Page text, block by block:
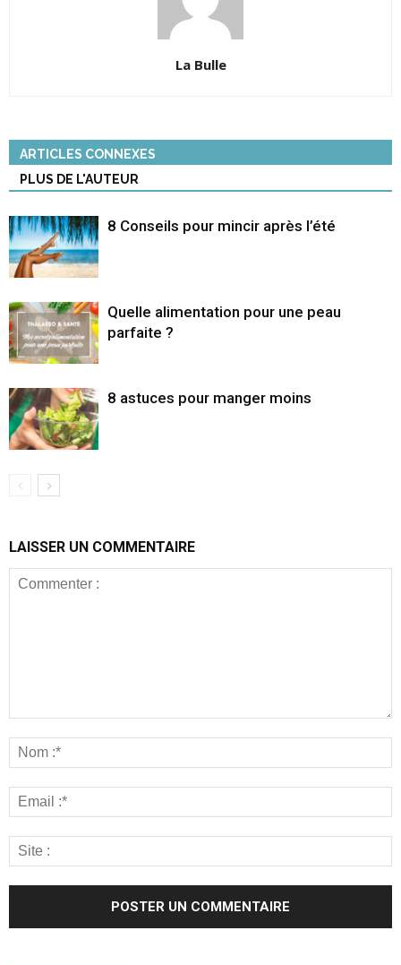
La Bulle
ARTICLES CONNEXES
PLUS DE L'AUTEUR
8 Conseils pour mincir après l’été
Quelle alimentation pour une peau
parfaite ?
8 astuces pour manger moins
LAISSER UN COMMENTAIRE